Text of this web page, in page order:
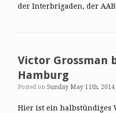
der Interbrigaden, der
Victor Grossman
Hamburg
Posted on Sunday May 11th, 2014
Hier ist ein halbstündiges